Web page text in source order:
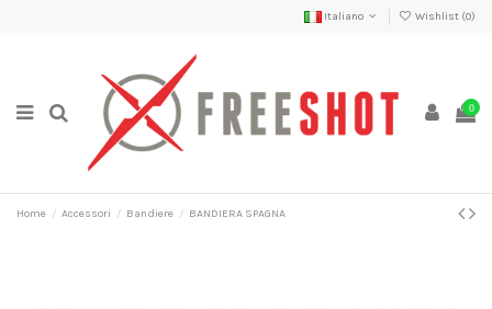
Italiano Wishlist (0)
0
Home Accessori Bandiere BANDIERA SPAGNA